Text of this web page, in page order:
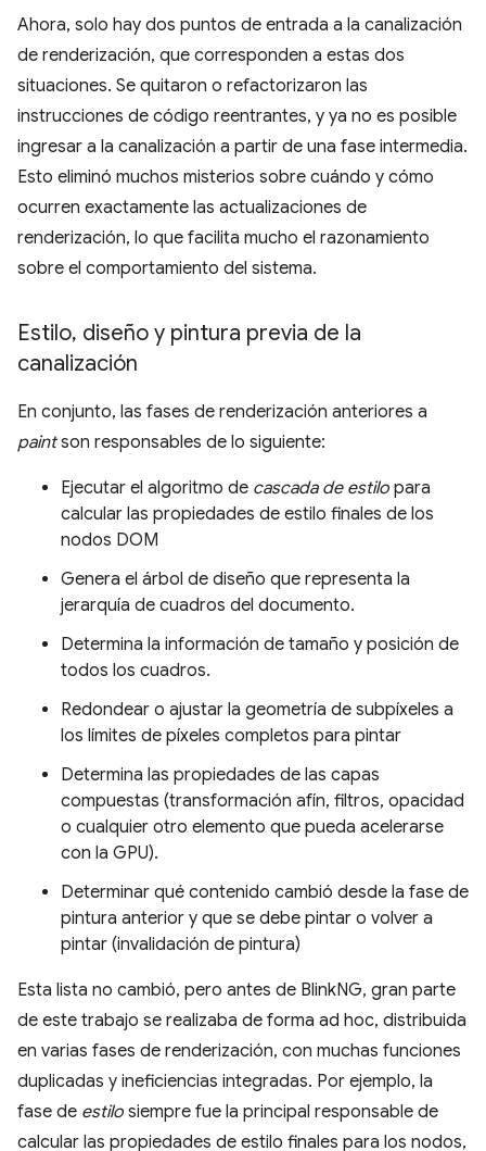
Ahora, solo hay dos puntos de entrada a la canalización
de renderización, que corresponden a estas dos
situaciones. Se quitaron o refactorizaron las
instrucciones de código reentrantes, y ya no es posible
ingresar a la canalización a partir de una fase intermedia.
Esto eliminó muchos misterios sobre cuándo y cómo
ocurren exactamente las actualizaciones de
renderización, lo que facilita mucho el razonamiento
sobre el comportamiento del sistema.
Estilo, diseño y pintura previa de la
canalización
En conjunto, las fases de renderización anteriores a
paintson responsables de lo siguiente:
Ejecutar el algoritmo de cascada de estilo para
calcular las propiedades de estilo finales de los
nodos DOM
Genera el árbol de diseño que representa la
jerarquía de cuadros del documento.
Determina la información de tamaño y posición de
todos los cuadros.
Redondear o ajustar la geometría de subpíxeles a
los límites de píxeles completos para pintar
Determina las propiedades de las capas
compuestas (transformación afín, filtros, opacidad
o cualquier otro elemento que pueda acelerarse
con la GPU).
Determinar qué contenido cambió desde la fase de
pintura anterior y que se debe pintar o volver a
pintar (invalidación de pintura)
Esta lista no cambió, pero antes de BlinkNG, gran parte
de este trabajo se realizaba de forma ad hoc, distribuida
en varias fases de renderización, con muchas funciones
duplicadas y ineficiencias integradas. Por ejemplo, la
fase de estilo siempre fue la principal responsable de
calcular las propiedades de estilo finales para los nodos,